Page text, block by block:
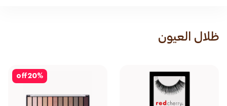
ظلال العيون
20%
off